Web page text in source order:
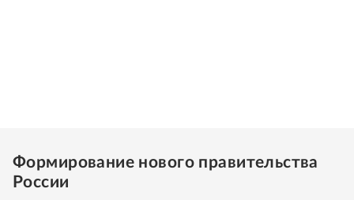
Формирование нового правительства
России